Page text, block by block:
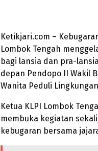
Ketikjari.com –
Lombok Tengah
bagi lansia dan pra-
depan Pendopo II Wakil
Wanita Peduli
Ketua KLPI Lombok
membuka kegiatan
kebugaran bersama